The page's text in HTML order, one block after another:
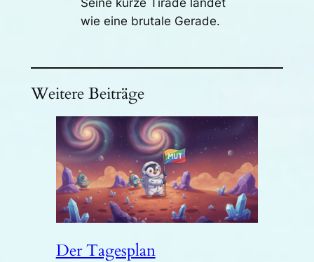
Seine kurze Tirade landet
wie eine brutale Gerade.
Weitere Beiträge
Der Tagesplan